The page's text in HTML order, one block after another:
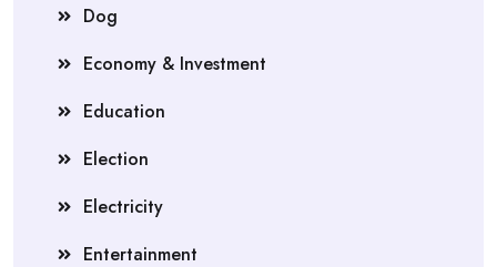
Dog
Economy & Investment
Education
Election
Electricity
Entertainment